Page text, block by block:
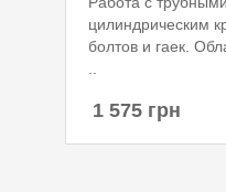
цилиндрическим
болтов и гаек.
1 575 грн